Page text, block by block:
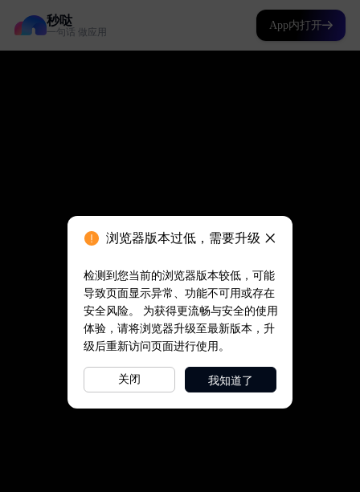
秒哒
一句话 做应用
App内打开
浏览器版本过低，需要升级
检测到您当前的浏览器版本较低，可能
导致页面显示异常、功能不可用或存在
安全风险。 为获得更流畅与安全的使用
体验，请将浏览器升级至最新版本，升
级后重新访问页面进行使用。
关闭 我知道了